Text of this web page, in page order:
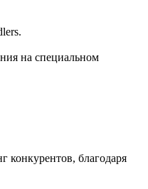
на специальном
конкурентов, благодаря